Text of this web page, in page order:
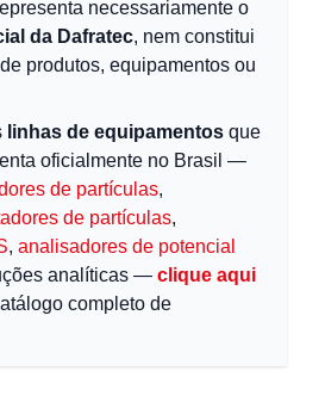
necessariamente o
da Dafratec, nem constitui
produtos, equipamentos ou
linhas de equipamentos que
oficialmente no Brasil —
de partículas,
de partículas,
, analisadores de potencial
analíticas — clique aqui
completo de